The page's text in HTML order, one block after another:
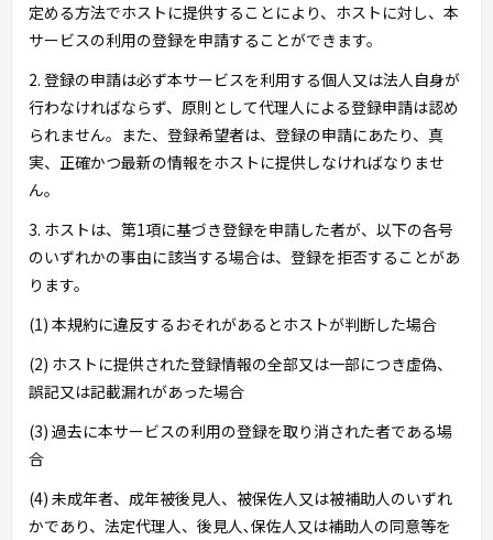
定める方法でホストに提供することにより、ホストに対し、本
サービスの利用の登録を申請することができます。
2. 登録の申請は必ず本サービスを利用する個人又は法人自身が
行わなければならず、原則として代理人による登録申請は認め
られません。また、登録希望者は、登録の申請にあたり、真
実、正確かつ最新の情報をホストに提供しなければなりませ
ん。
3. ホストは、第1項に基づき登録を申請した者が、以下の各号
のいずれかの事由に該当する場合は、登録を拒否することがあ
ります。
(1) 本規約に違反するおそれがあるとホストが判断した場合
(2) ホストに提供された登録情報の全部又は一部につき虚偽、
誤記又は記載漏れがあった場合
(3) 過去に本サービスの利用の登録を取り消された者である場
合
(4) 未成年者、成年被後見人、被保佐人又は被補助人のいずれ
かであり、法定代理人、後見人､保佐人又は補助人の同意等を